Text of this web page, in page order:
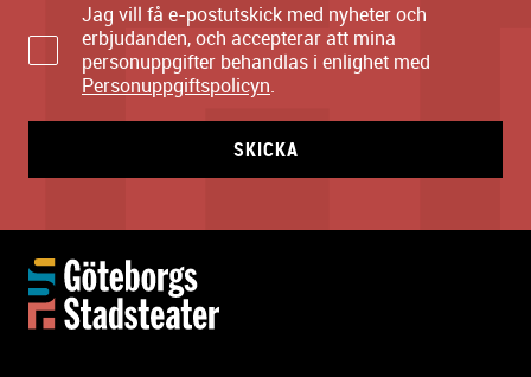
Jag vill få e-postutskick med nyheter och
erbjudanden, och accepterar att mina
personuppgifter behandlas i enlighet med
Personuppgiftspolicyn.
SKICKA